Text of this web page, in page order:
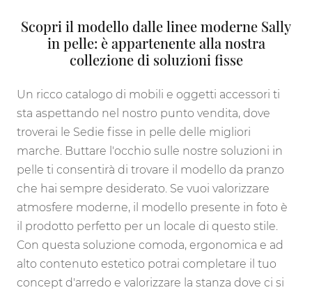
Scopri il modello dalle linee moderne Sally
in pelle: è appartenente alla nostra
collezione di soluzioni fisse
Un ricco catalogo di mobili e oggetti accessori ti
sta aspettando nel nostro punto vendita, dove
troverai le Sedie fisse in pelle delle migliori
marche. Buttare l'occhio sulle nostre soluzioni in
pelle ti consentirà di trovare il modello da pranzo
che hai sempre desiderato. Se vuoi valorizzare
atmosfere moderne, il modello presente in foto è
il prodotto perfetto per un locale di questo stile.
Con questa soluzione comoda, ergonomica e ad
alto contenuto estetico potrai completare il tuo
concept d'arredo e valorizzare la stanza dove ci si